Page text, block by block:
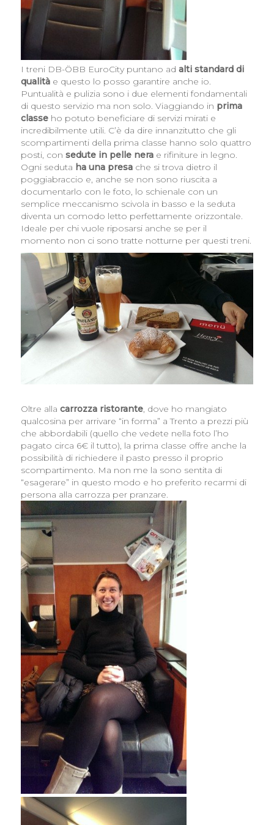
I treni DB-ÖBB EuroCity puntano ad alti standard di
qualitàe questo lo posso garantire anche io.
Puntualità e pulizia sono i due elementi fondamentali
di questo servizio ma non solo. Viaggiando in prima
classeho potuto beneficiare di servizi mirati e
incredibilmente utili. C’è da dire innanzitutto che gli
scompartimenti della prima classe hanno solo quattro
posti, con sedute in pelle nerae rifiniture in legno.
Ogni seduta ha una presache si trova dietro il
poggiabraccio e, anche se non sono riuscita a
documentarlo con le foto, lo schienale con un
semplice meccanismo scivola in basso e la seduta
diventa un comodo letto perfettamente orizzontale.
Ideale per chi vuole riposarsi anche se per il
momento non ci sono tratte notturne per questi treni.
Oltre alla carrozza ristorante, dove ho mangiato
qualcosina per arrivare “in forma” a Trento a prezzi più
che abbordabili (quello che vedete nella foto l’ho
pagato circa 6€ il tutto), la prima classe offre anche la
possibilità di richiedere il pasto presso il proprio
scompartimento. Ma non me la sono sentita di
“esagerare” in questo modo e ho preferito recarmi di
persona alla carrozza per pranzare.